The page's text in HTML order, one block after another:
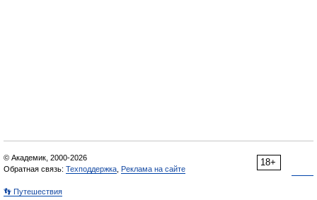
18+
© Академик, 2000-2026
Обратная связь: Техподдержка Реклама на сайте
👣 Путешествия